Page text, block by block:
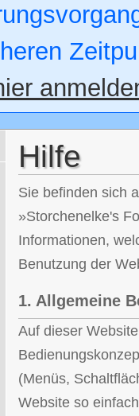
Hilfe
Sie befinden sich
»Storchenelke's
Informationen,
Benutzung der
1. Allgemeine
Auf dieser
(Menüs,
Website so